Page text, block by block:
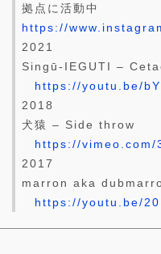
拠点に活動中
https://
2021
Singū-IEGUTI –
https://youtu.be/
2018
犬猿 – Side throw
https://vimeo.com/
2017
marron aka
https://youtu.be/